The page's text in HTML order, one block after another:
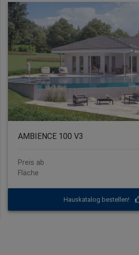
AMBIENCE 100 V3
Preis ab
Fläche
Hauskatalog bestellen!